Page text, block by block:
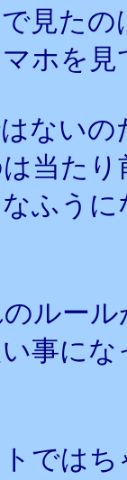
見た
ホを見
ない
当た
ふう
ルー
事に
では